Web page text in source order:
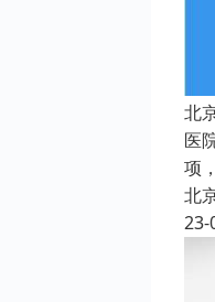
北
医
项
北
23-